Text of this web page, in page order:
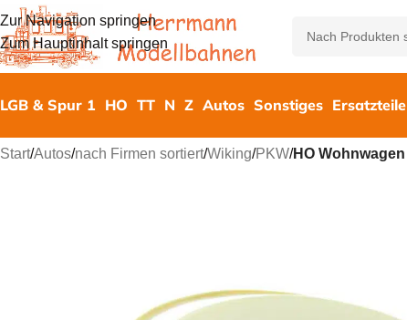
Zur Navigation springen
Zum Hauptinhalt springen
LGB & Spur 1 HO TT N Z Autos Sonstiges Ersatzteile
Start/Autos/nach Firmen sortiert/Wiking/PKW/HO Wohnwagen